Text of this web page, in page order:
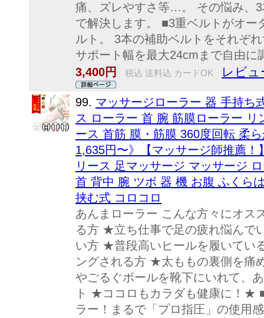
痛、ズレやすさ等…。 その悩み、
で解決します。 ■3重ベルトがオー
ルト。 3本の補助ベルトをそれぞ
サポート幅を最大24cmまで自由に
3,400円
税込 送料込 カードOK レビュ
99. マッサージローラー 器 手持ち
ス ローラー 首 腕 筋膜ローラー
ース 首筋 膜・筋膜 360度回転 柔
1,635円〜》【マッサージ師推薦
リース 足マッサージ マッサージ
首 背中 腕 ツボ 器 機 お腹 ふくら
挟む式 コロコロ
あんまローラー こんな方々にオ
る方 ★立ち仕事で足の疲れ悩んで
い方 ★普段高いヒールを履いてい
ングされる方 ★太ももの裏側を痛
やごるぐボールを靴下にいれて、
ト ★ココロもカラダも健康に！★
ラー！まるで「プロ指圧」の使用